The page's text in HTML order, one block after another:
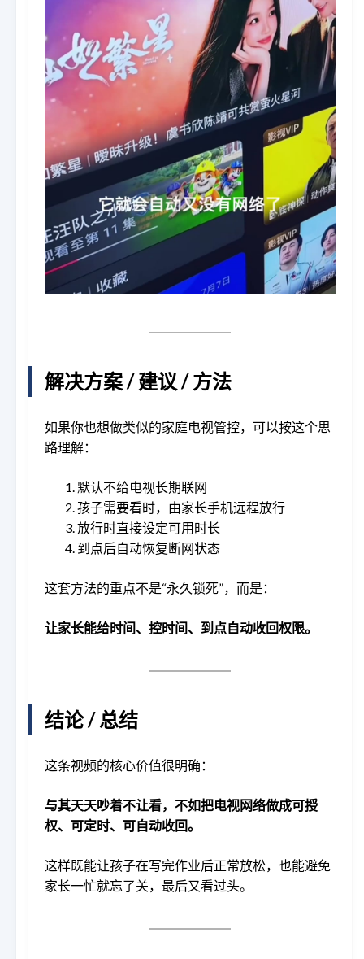
解决方案 / 建议 / 方法
如果你也想做类似的家庭电视管控，可以按这个思
路理解：
默认不给电视长期联网
孩子需要看时，由家长手机远程放行
放行时直接设定可用时长
到点后自动恢复断网状态
这套方法的重点不是“永久锁死”，而是：
让家长能给时间、控时间、到点自动收回权限。
结论 / 总结
这条视频的核心价值很明确：
与其天天吵着不让看，不如把电视网络做成可授
权、可定时、可自动收回。
这样既能让孩子在写完作业后正常放松，也能避免
家长一忙就忘了关，最后又看过头。